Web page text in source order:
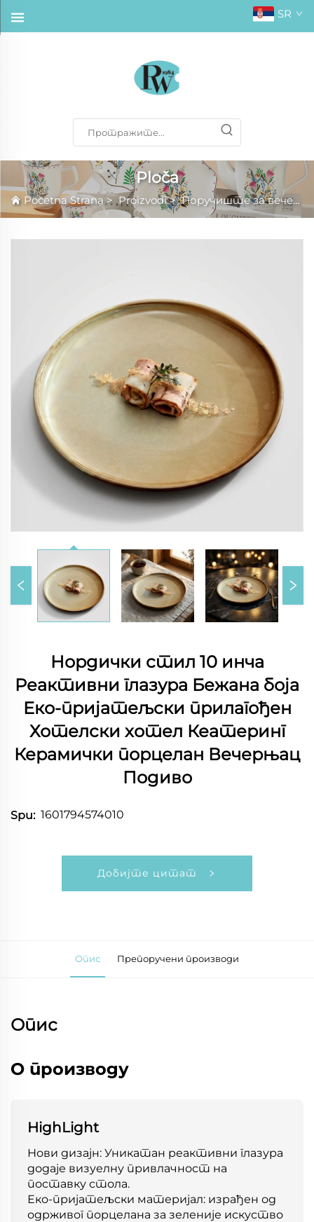
SR
Ploča
Početna Strana>Proizvodi>Поручиште за вечеру
Нордички стил 10 инча
Реактивни глазура Бежана боја
Еко-пријатељски прилагођен
Хотелски хотел Кеатеринг
Керамички порцелан Вечерњац
Подиво
Spu: 1601794574010
Добијте цитат
Опис Препоручени производи
Опис
О производу
HighLight
Нови дизајн: Уникатан реактивни глазура
додаје визуелну привлачност на
поставку стола.
Еко-пријатељски материјал: израђен од
одрживог порцелана за зеленије искуство